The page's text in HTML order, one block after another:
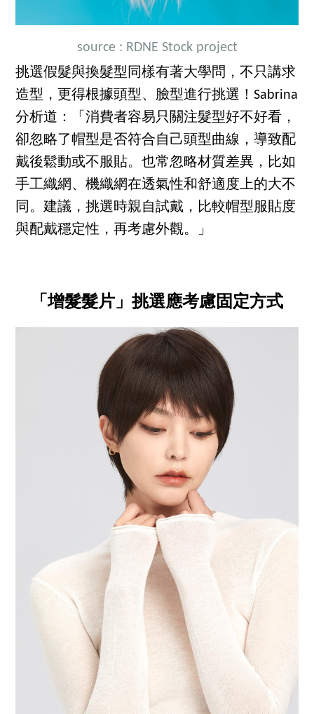
source : RDNE Stock project
挑選假髮與換髮型同樣有著大學問，不只講求
造型，更得根據頭型、臉型進行挑選！Sabrina
分析道：「消費者容易只關注髮型好不好看，
卻忽略了帽型是否符合自己頭型曲線，導致配
戴後鬆動或不服貼。也常忽略材質差異，比如
手工織網、機織網在透氣性和舒適度上的大不
同。建議，挑選時親自試戴，比較帽型服貼度
與配戴穩定性，再考慮外觀。」
「增髮髮片」挑選應考慮固定方式